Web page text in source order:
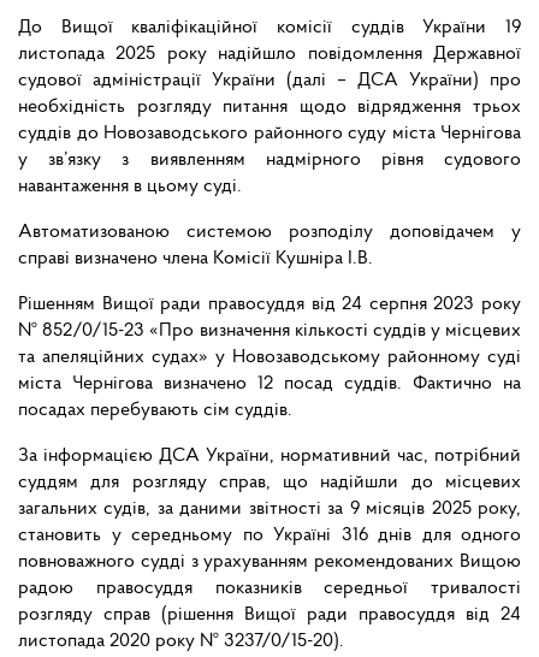
До Вищої кваліфікаційної комісії суддів України 19
листопада 2025 року надійшло повідомлення Державної
судової адміністрації України (далі – ДСА України) про
необхідність розгляду питання щодо відрядження трьох
суддів до Новозаводського районного суду міста Чернігова
у зв’язку з виявленням надмірного рівня судового
навантаження в цьому суді.
Автоматизованою системою розподілу доповідачем у
справі визначено члена Комісії Кушніра І.В.
Рішенням Вищої ради правосуддя від 24 серпня 2023 року
№ 852/0/15-23 «Про визначення кількості суддів у місцевих
та апеляційних судах» у Новозаводському районному суді
міста Чернігова визначено 12 посад суддів. Фактично на
посадах перебувають сім суддів.
За інформацією ДСА України, нормативний час, потрібний
суддям для розгляду справ, що надійшли до місцевих
загальних судів, за даними звітності за 9 місяців 2025 року,
становить у середньому по Україні 316 днів для одного
повноважного судді з урахуванням рекомендованих Вищою
радою правосуддя показників середньої тривалості
розгляду справ (рішення Вищої ради правосуддя від 24
листопада 2020 року № 3237/0/15-20).